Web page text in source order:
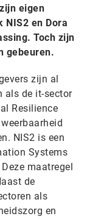
eigen
NIS2 en Dora
Toch zijn
gebeuren.
zijn al
als de it-sector
Resilience
NIS2 is een
Systems
maatregel
de
als
en